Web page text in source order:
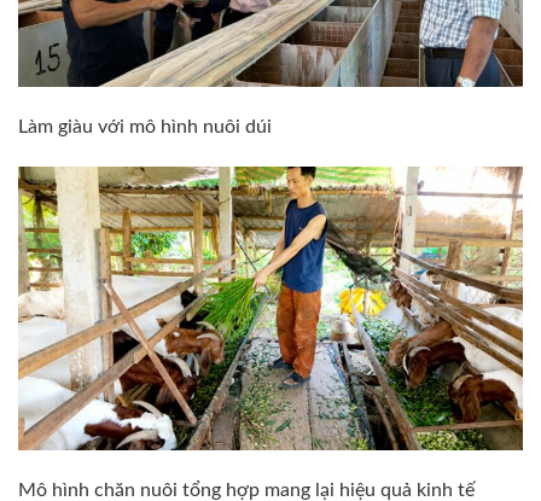
Làm giàu với mô hình nuôi dúi
Mô hình chăn nuôi tổng hợp mang lại hiệu quả kinh tế